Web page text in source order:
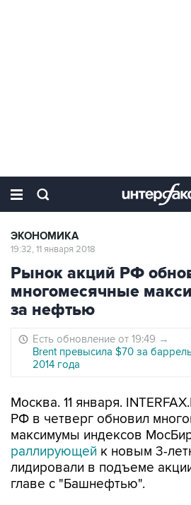
ЭКОНОМИКА
19:32, 11 января 2018
Рынок акций РФ
многомесячные
за нефтью
Есть обновление от 19:49 →
Brent превысила $70 за
2014 года
Москва. 11 января.
РФ в четверг обновил
максимумы индексов
раллирующей к новым 3-
лидировали в подъеме
главе с "Башнефтью".